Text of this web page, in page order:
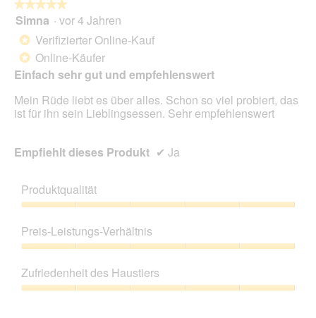
★★★★★
★★★★★
5
Sternen.
Simna · vor 4 Jahren
* Verifizierter Online-Kauf
* Online-Käufer
Einfach sehr gut und empfehlenswert
Mein Rüde liebt es über alles. Schon so viel probiert, das
ist für ihn sein Lieblingsessen. Sehr empfehlenswert
Empfiehlt dieses Produkt ✔ Ja
Produktqualität
5
von
5
Preis-Leistungs-Verhältnis
Leistungs-
Verhältnis,
5
Zufriedenheit des Haustiers